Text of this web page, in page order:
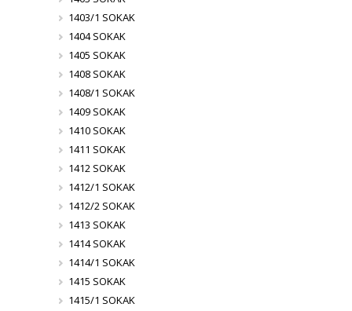
1403/1 SOKAK
1404 SOKAK
1405 SOKAK
1408 SOKAK
1408/1 SOKAK
1409 SOKAK
1410 SOKAK
1411 SOKAK
1412 SOKAK
1412/1 SOKAK
1412/2 SOKAK
1413 SOKAK
1414 SOKAK
1414/1 SOKAK
1415 SOKAK
1415/1 SOKAK